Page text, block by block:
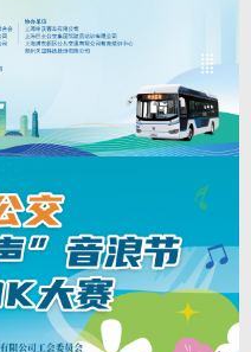
>
海地面公交行业驾驶员职业技
业技能大赛，为了进一步提升地面
本市地面公交行业驾驶员创先争优
服务水平。经研究，上海市交通工
于五月下旬至六月上旬在本市地面